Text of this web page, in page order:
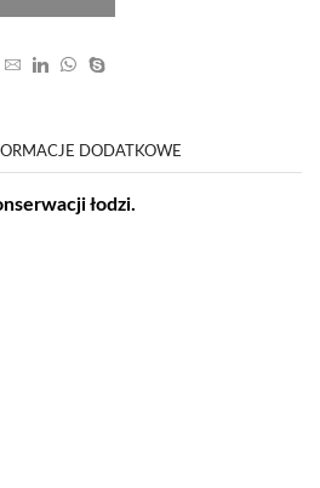
DODATKOWE
łodzi.